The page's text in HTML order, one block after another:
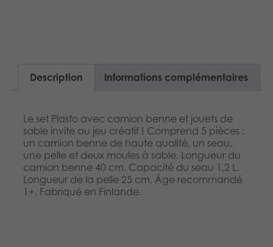
Svenska
Description Informations complémentaires
Le set Plasto avec camion benne et jouets de
sable invite au jeu créatif ! Comprend 5 pièces :
un camion benne de haute qualité, un seau,
une pelle et deux moules à sable. Longueur du
camion benne 40 cm. Capacité du seau 1,2 L.
Longueur de la pelle 25 cm. Âge recommandé
1+. Fabriqué en Finlande.